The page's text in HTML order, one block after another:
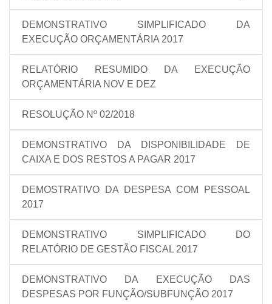
DEMONSTRATIVO SIMPLIFICADO DA
EXECUÇÃO ORÇAMENTÁRIA 2017
RELATÓRIO RESUMIDO DA EXECUÇÃO
ORÇAMENTÁRIA NOV E DEZ
RESOLUÇÃO Nº 02/2018
DEMONSTRATIVO DA DISPONIBILIDADE DE
CAIXA E DOS RESTOS A PAGAR 2017
DEMOSTRATIVO DA DESPESA COM PESSOAL
2017
DEMONSTRATIVO SIMPLIFICADO DO
RELATÓRIO DE GESTÃO FISCAL 2017
DEMONSTRATIVO DA EXECUÇÃO DAS
DESPESAS POR FUNÇÃO/SUBFUNÇÃO 2017